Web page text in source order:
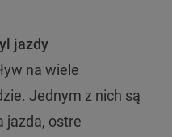
jazdy
na wiele
Jednym z nich są
jazda, ostre